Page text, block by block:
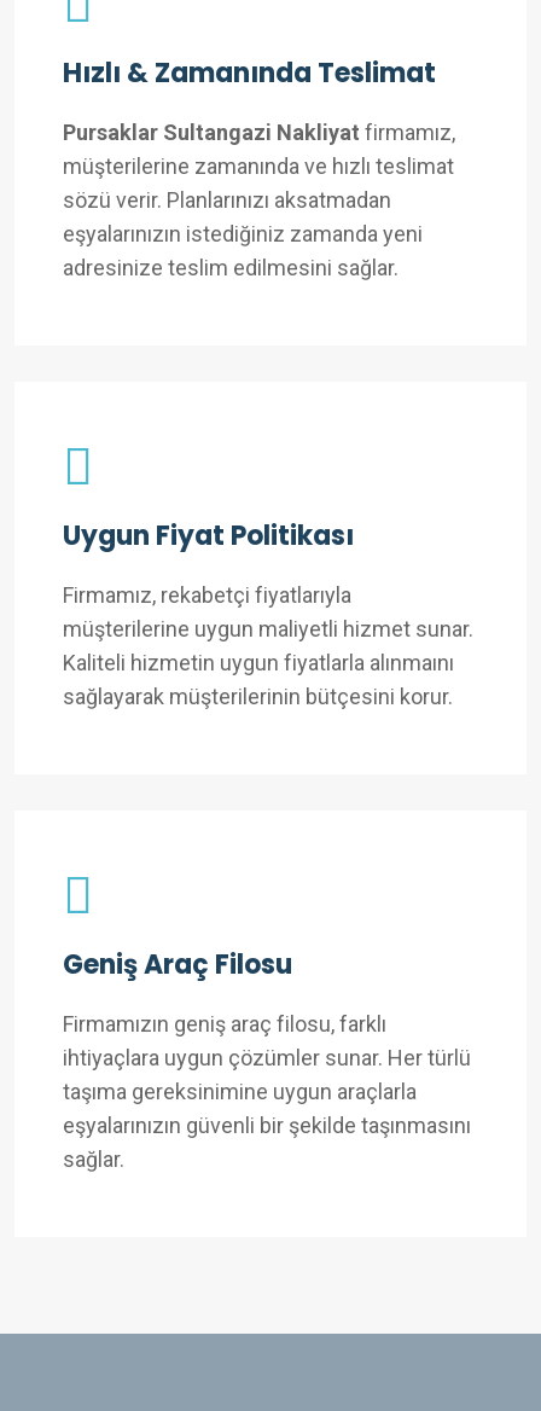
Hızlı & Zamanında Teslimat
Pursaklar Sultangazi Nakliyat firmamız,
müşterilerine zamanında ve hızlı teslimat
sözü verir. Planlarınızı aksatmadan
eşyalarınızın istediğiniz zamanda yeni
adresinize teslim edilmesini sağlar.
Uygun Fiyat Politikası
Firmamız, rekabetçi fiyatlarıyla
müşterilerine uygun maliyetli hizmet sunar.
Kaliteli hizmetin uygun fiyatlarla alınmaını
sağlayarak müşterilerinin bütçesini korur.
Geniş Araç Filosu
Firmamızın geniş araç filosu, farklı
ihtiyaçlara uygun çözümler sunar. Her türlü
taşıma gereksinimine uygun araçlarla
eşyalarınızın güvenli bir şekilde taşınmasını
sağlar.